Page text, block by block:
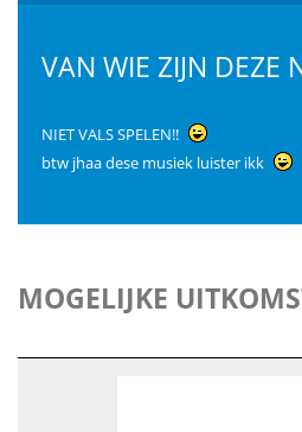
VAN WIE ZIJN DEZE
NIET VALS SPELEN!!
btw jhaa dese musiek luister ikk
MOGELIJKE